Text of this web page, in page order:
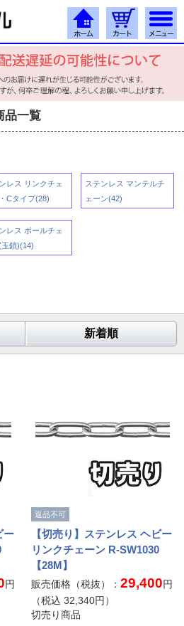
品一覧
レス リンクチェ
Cタイプ(28)
ステンレス マンテルチ
ェーン(42)
レス ボールチェ
玉鎖)(14)
新着順
ー
円
返品不可
【切売り】ステンレス ヘビー
リンクチェーン R-SW1030
【28M】
販売価格（税抜）：29,400円
（税込32,340円）
切売り商品